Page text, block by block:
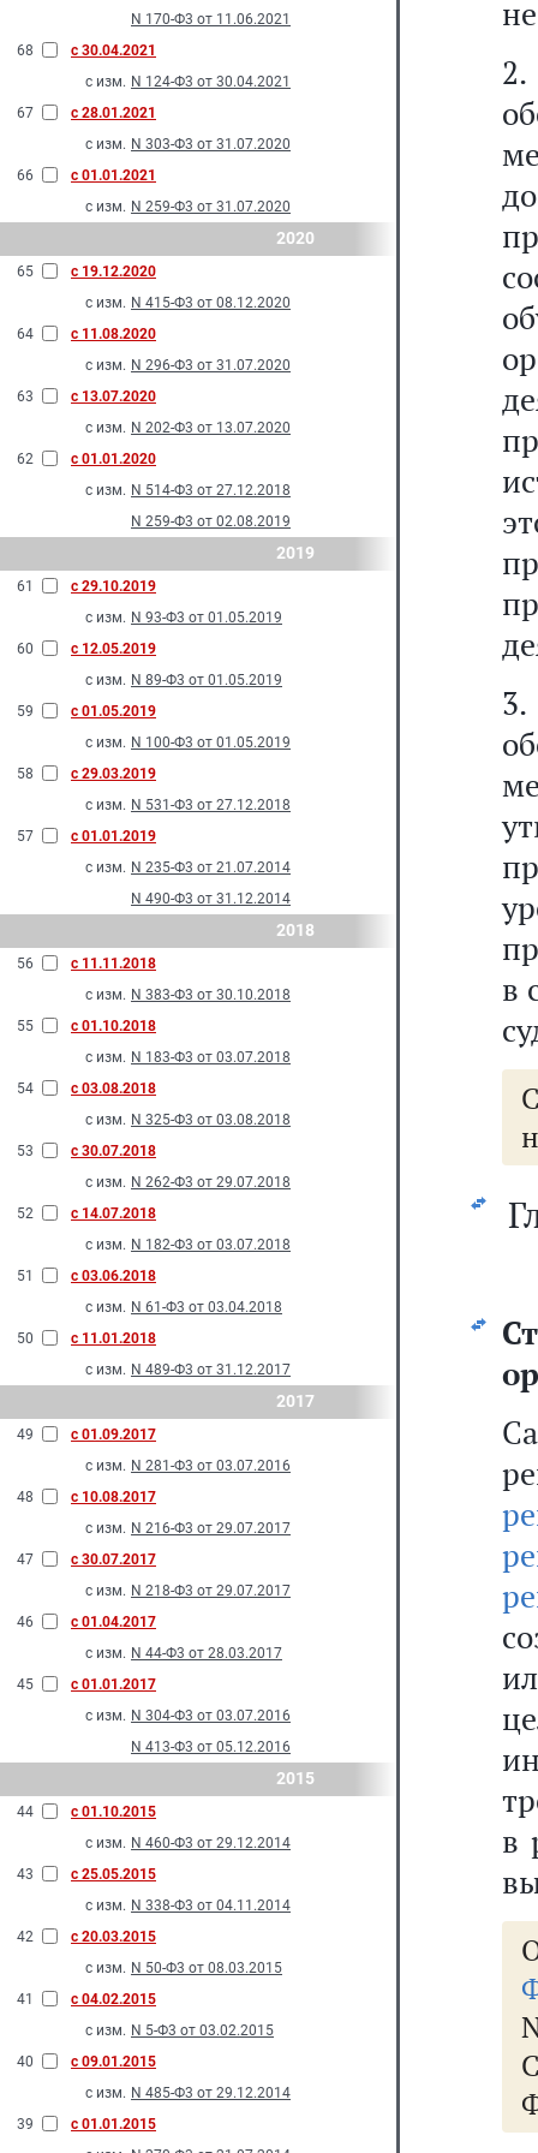
N 170-Ф3 от 11.06.2021
68
с 30.04.2021
с изм. N 124-Ф3 от 30.04.2021
67
с 28.01.2021
с изм. N 303-Ф3 от 31.07.2020
66
с 01.01.2021
с изм. N 259-Ф3 от 31.07.2020
2020
65
с 19.12.2020
с изм. N 415-Ф3 от 08.12.2020
64
с 11.08.2020
с изм. N 296-Ф3 от 31.07.2020
63
с 13.07.2020
с изм. N 202-Ф3 от 13.07.2020
62
с 01.01.2020
с изм. N 514-Ф3 от 27.12.2018
N 259-Ф3 от 02.08.2019
2019
61
с 29.10.2019
с изм. N 93-Ф3 от 01.05.2019
60
с 12.05.2019
с изм. N 89-Ф3 от 01.05.2019
59
с 01.05.2019
с изм. N 100-Ф3 от 01.05.2019
58
с 29.03.2019
с изм. N 531-Ф3 от 27.12.2018
57
с 01.01.2019
с изм. N 235-Ф3 от 21.07.2014
N 490-Ф3 от 31.12.2014
2018
56
с 11.11.2018
с изм. N 383-Ф3 от 30.10.2018
55
с 01.10.2018
с изм. N 183-Ф3 от 03.07.2018
54
с 03.08.2018
с изм. N 325-Ф3 от 03.08.2018
53
с 30.07.2018
с изм. N 262-Ф3 от 29.07.2018
52
с 14.07.2018
с изм. N 182-Ф3 от 03.07.2018
51
с 03.06.2018
с изм. N 61-Ф3 от 03.04.2018
50
с 11.01.2018
с изм. N 489-Ф3 от 31.12.2017
2017
49
с 01.09.2017
с изм. N 281-Ф3 от 03.07.2016
48
с 10.08.2017
с изм. N 216-Ф3 от 29.07.2017
47
с 30.07.2017
с изм. N 218-Ф3 от 29.07.2017
46
с 01.04.2017
с изм. N 44-Ф3 от 28.03.2017
45
с 01.01.2017
с изм. N 304-Ф3 от 03.07.2016
N 413-Ф3 от 05.12.2016
2015
44
с 01.10.2015
с изм. N 460-Ф3 от 29.12.2014
43
с 25.05.2015
с изм. N 338-Ф3 от 04.11.2014
42
с 20.03.2015
с изм. N 50-Ф3 от 08.03.2015
41
с 04.02.2015
с изм. N 5-Ф3 от 03.02.2015
40
с 09.01.2015
с изм. N 485-Ф3 от 29.12.2014
39
с 01.01.2015
2.
3.
в
в